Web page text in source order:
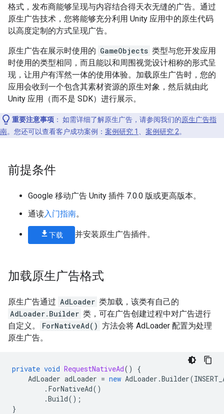
格式，发布商能够呈现与内容结合得天衣无缝的广告。通过
原生广告技术，您将能够充分利用 Unity 应用中的原生代码
以高度定制的方式呈现广告。
原生广告在展示时使用的 GameObjects 类型与您开发应用
时使用的类型相同，而且能以和周围视觉设计相称的形式呈
现，让用户有浑然一体的使用体验。加载原生广告时，您的
应用会收到一个包含其素材资源的原生对象，然后就由此
Unity 应用（而不是 SDK）进行展示。
重要注意事项 ： 如需详细了解原生广告，请参阅我们的原生广告指
南。您还可以查看客户成功案例： 案例研究 1 案例研究 2。
前提条件
Google 移动广告 Unity 插件 7.0.0 版或更高版本。
通读入门指南。
下载 并安装原生广告插件。
加载原生广告格式
原生广告通过 AdLoader 类加载，该类有自己的
AdLoader.Builder 类，可在广告创建过程中对广告进行
自定义。
ForNativeAd() 方法会将 AdLoader 配置为处理
原生广告。
private void RequestNativeAd()
{
AdLoader adLoader = new AdLoader .Builder(
. ForNativeAd()
.Build();
}